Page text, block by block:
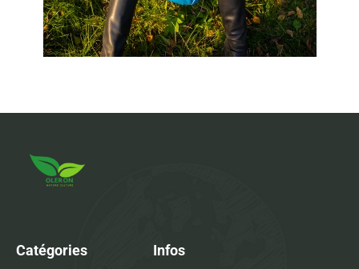
Catégories Infos